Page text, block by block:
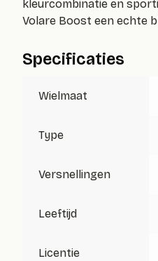
kleurcombinatie en
Volare Boost een echte
Specificaties
Wielmaat
Type
Versnellingen
Leeftijd
Licentie